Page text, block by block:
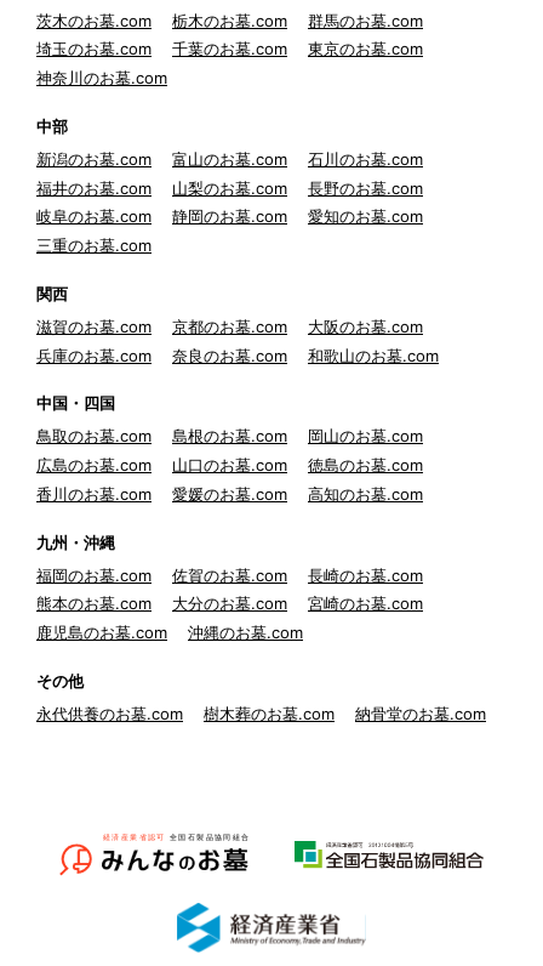
茨木のお墓.com
栃木のお墓.com
群馬のお墓.com
埼玉のお墓.com
千葉のお墓.com
東京のお墓.com
神奈川のお墓.com
中部
新潟のお墓.com
富山のお墓.com
石川のお墓.com
福井のお墓.com
山梨のお墓.com
長野のお墓.com
岐阜のお墓.com
静岡のお墓.com
愛知のお墓.com
三重のお墓.com
関西
滋賀のお墓.com
京都のお墓.com
大阪のお墓.com
兵庫のお墓.com
奈良のお墓.com 和歌山のお墓.com
中国・四国
鳥取のお墓.com
島根のお墓.com
岡山のお墓.com
広島のお墓.com
山口のお墓.com
徳島のお墓.com
香川のお墓.com
愛媛のお墓.com 高知のお墓.com
九州・沖縄
福岡のお墓.com
佐賀のお墓.com
長崎のお墓.com
熊本のお墓.com
大分のお墓.com
宮崎のお墓.com
鹿児島のお墓.com
沖縄のお墓.com
その他
永代供養のお墓.com
樹木葬のお墓.com 納骨堂のお墓.com